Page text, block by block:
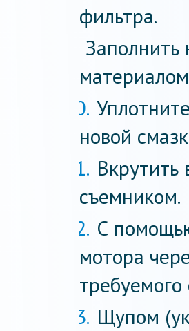
фильтра.
новой
съемником.
С
мотора
Щупом